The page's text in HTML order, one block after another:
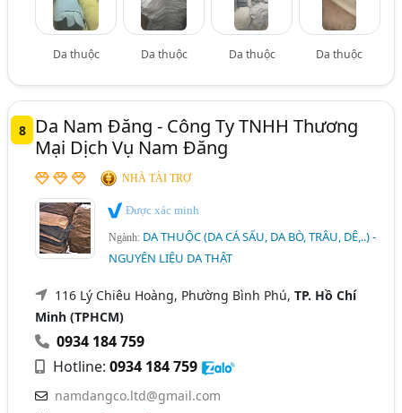
Da thuộc Da thuộc Da thuộc Da thuộc
8
Da Nam Đăng - Công Ty TNHH Thương
Mại Dịch Vụ Nam Đăng
NHÀ TÀI TRỢ
Được xác minh
Ngành: DA THUỘC (DA CÁ SẤU, DA BÒ, TRÂU, DÊ,..) -
NGUYÊN LIỆU DA THẬT
116 Lý Chiêu Hoàng, Phường Bình Phú,TP. Hồ Chí
Minh (TPHCM)
0934 184 759
Hotline:0934 184 759
namdangco.ltd@gmail.com